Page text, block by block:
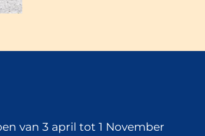
kampeerplaatsen. Bij uw vertrek zal
Profiteer van onze beschikbaarheid
Camping La Canadienne in de baai van
van 3 april tot 1 November